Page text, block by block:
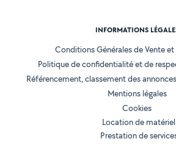
INFORMATIONS
Conditions Générales de Vente
Politique de confidentialité et de
Référencement, classement des
Mentions légales
Cookies
Location de matériel
Prestation de